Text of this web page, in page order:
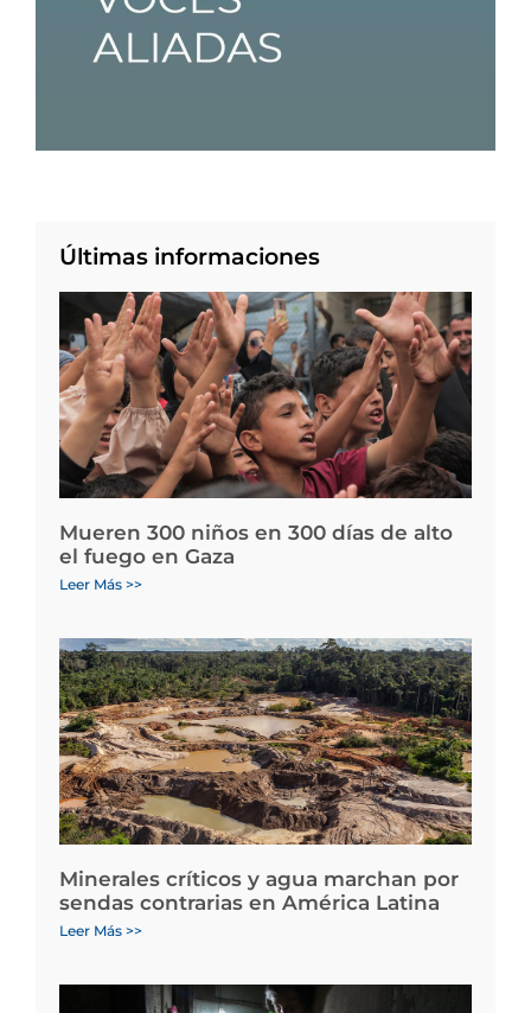
Últimas informaciones
Mueren 300 niños en 300 días de alto
el fuego en Gaza
Leer Más >>
Minerales críticos y agua marchan por
sendas contrarias en América Latina
Leer Más >>